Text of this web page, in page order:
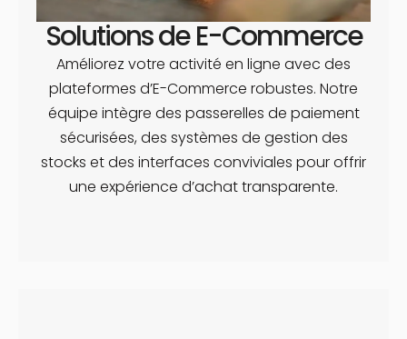
Solutions de E-Commerce
Améliorez votre activité en ligne avec des
plateformes d’E-Commerce robustes. Notre
équipe intègre des passerelles de paiement
sécurisées, des systèmes de gestion des
stocks et des interfaces conviviales pour offrir
une expérience d’achat transparente.